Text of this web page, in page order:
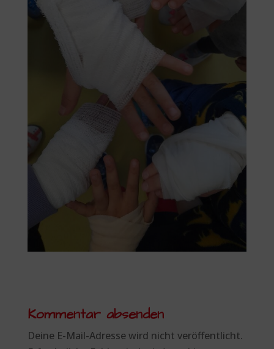
Kommentar absenden
Deine E-Mail-Adresse wird nicht veröffentlicht.